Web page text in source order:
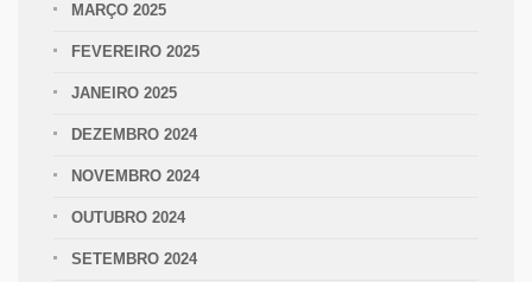
MARÇO 2025
FEVEREIRO 2025
JANEIRO 2025
DEZEMBRO 2024
NOVEMBRO 2024
OUTUBRO 2024
SETEMBRO 2024